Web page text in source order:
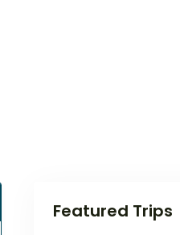
Featured Trips